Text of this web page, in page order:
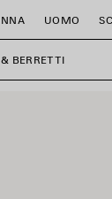
UOMO
BERRETTI